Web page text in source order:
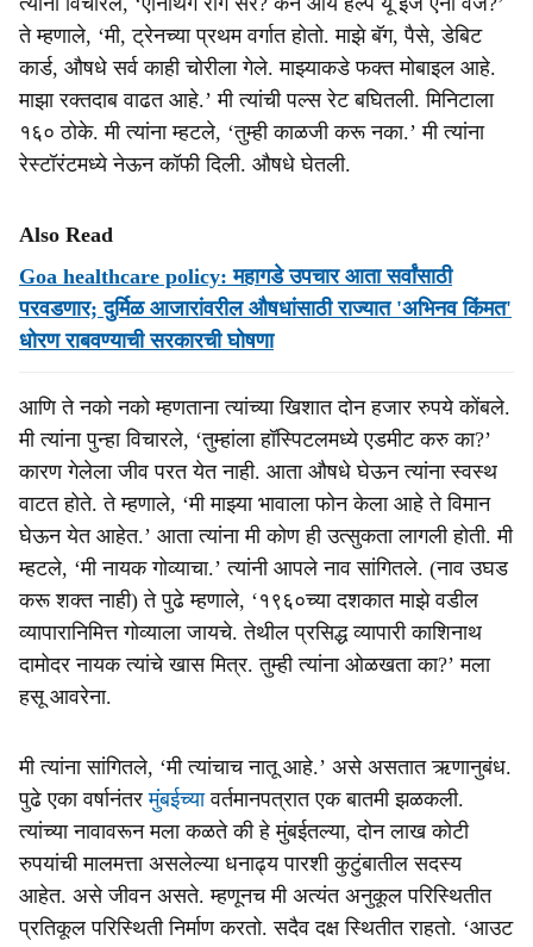
ते म्हणाले, ‘मी, ट्रेनच्या प्रथम वर्गात होतो. माझे बॅग, पैसे, डेबिट
कार्ड, औषधे सर्व काही चोरीला गेले. माझ्याकडे फक्त मोबाइल आहे.
माझा रक्तदाब वाढत आहे.’ मी त्यांची पल्स रेट बघितली. मिनिटाला
१६० ठोके. मी त्यांना म्हटले, ‘तुम्ही काळजी करू नका.’ मी त्यांना
रेस्टॉरंटमध्ये नेऊन कॉफी दिली. औषधे घेतली.
Also Read
Goa healthcare policy: महागडे उपचार आता सर्वांसाठी
परवडणार; दुर्मिळ आजारांवरील औषधांसाठी राज्यात 'अभिनव किंमत'
धोरण राबवण्याची सरकारची घोषणा
आणि ते नको नको म्हणताना त्यांच्या खिशात दोन हजार रुपये कोंबले.
मी त्यांना पुन्हा विचारले, ‘तुम्हांला हॉस्पिटलमध्ये एडमीट करु का?’
कारण गेलेला जीव परत येत नाही. आता औषधे घेऊन त्यांना स्वस्थ
वाटत होते. ते म्हणाले, ‘मी माझ्या भावाला फोन केला आहे ते विमान
घेऊन येत आहेत.’ आता त्यांना मी कोण ही उत्सुकता लागली होती. मी
म्हटले, ‘मी नायक गोव्याचा.’ त्यांनी आपले नाव सांगितले. (नाव उघड
करू शक्त नाही) ते पुढे म्हणाले, ‘१९६०च्या दशकात माझे वडील
व्यापारानिमित्त गोव्याला जायचे. तेथील प्रसिद्ध व्यापारी काशिनाथ
दामोदर नायक त्यांचे खास मित्र. तुम्ही त्यांना ओळखता का?’ मला
हसू आवरेना.
मी त्यांना सांगितले, ‘मी त्यांचाच नातू आहे.’ असे असतात ऋणानुबंध.
पुढे एका वर्षानंतरमुंबईच्यावर्तमानपत्रात एक बातमी झळकली.
त्यांच्या नावावरून मला कळते की हे मुंबईतल्या, दोन लाख कोटी
रुपयांची मालमत्ता असलेल्या धनाढ्य पारशी कुटुंबातील सदस्य
आहेत. असे जीवन असते. म्हणूनच मी अत्यंत अनुकूल परिस्थितीत
प्रतिकूल परिस्थिती निर्माण करतो. सदैव दक्ष स्थितीत राहतो. ‘आउट